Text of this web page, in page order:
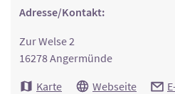
Adresse/Kontakt:
Zur Welse 2
16278 Angermünde
Karte
Webseite